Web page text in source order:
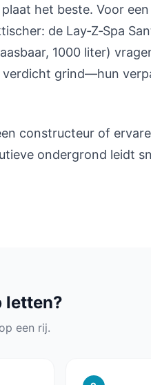
het beste. Voor
de Lay‑Z‑Spa
1000 liter)
grind—hun
constructeur of
ondergrond leidt
letten?
een rij.